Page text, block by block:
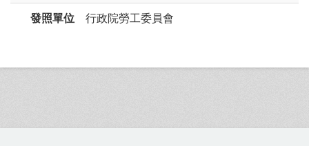
發照單位 行政院勞工委員會